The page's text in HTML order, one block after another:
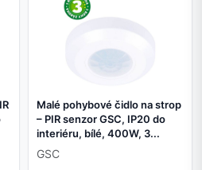
Malé pohybové čidlo na strop
– PIR senzor GSC, IP20 do
interiéru, bílé, 400W, 3...
GSC